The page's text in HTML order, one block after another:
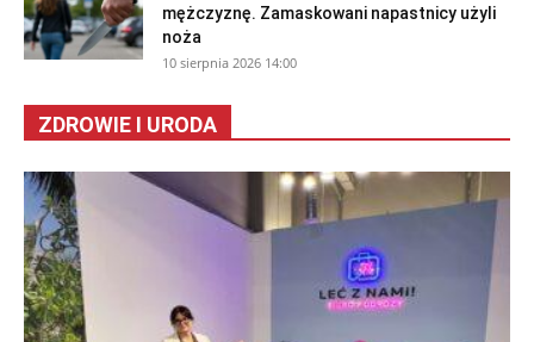
mężczyznę. Zamaskowani napastnicy użyli
noża
10 sierpnia 2026 14:00
ZDROWIE I URODA